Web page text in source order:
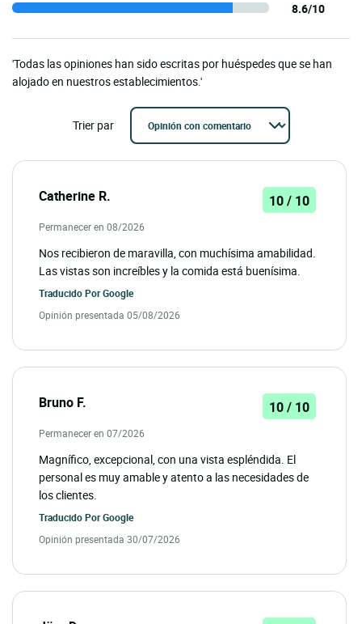
8.6/10
'Todas las opiniones han sido escritas por huéspedes que se han
alojado en nuestros establecimientos.'
Trier par
Catherine R. 10 / 10
Permanecer en 08/2026
Nos recibieron de maravilla, con muchísima amabilidad.
Las vistas son increíbles y la comida está buenísima.
Traducido PorGoogle
Opinión presentada 05/08/2026
Bruno F. 10 / 10
Permanecer en 07/2026
Magnífico, excepcional, con una vista espléndida. El
personal es muy amable y atento a las necesidades de
los clientes.
Traducido PorGoogle
Opinión presentada 30/07/2026